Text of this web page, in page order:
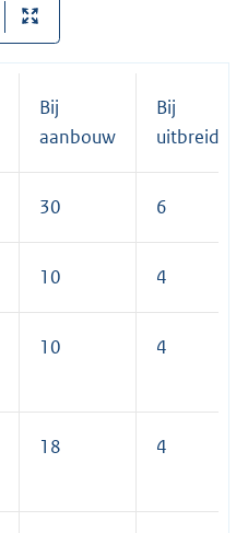
Bij
aanbouw
Bij
uitbreiding
30 6
10 4
10 4
18 4